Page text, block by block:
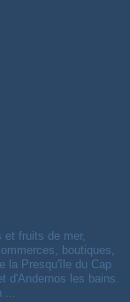
fruits de mer,
boutiques,
la Presqu'île du Cap
d'Andernos les bains.